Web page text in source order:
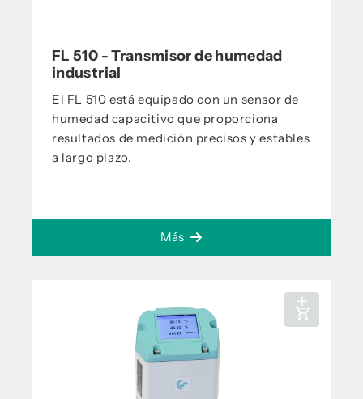
FL 510 - Transmisor de humedad
industrial
El FL 510 está equipado con un sensor de
humedad capacitivo que proporciona
resultados de medición precisos y estables
a largo plazo.
Más